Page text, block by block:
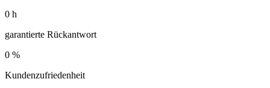
0 h
garantierte Rückantwort
0 %
Kundenzufriedenheit